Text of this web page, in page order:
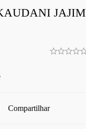
JAJIM
Compartilhar